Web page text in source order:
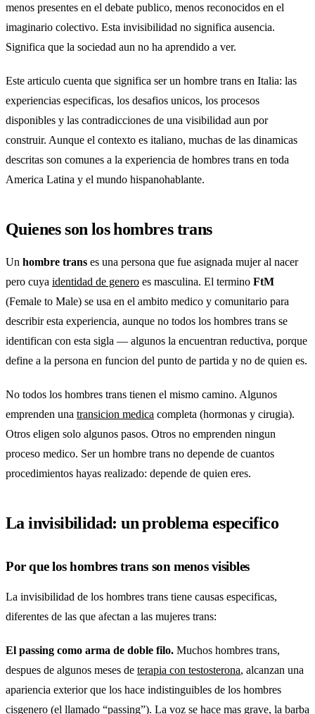
menos presentes en el debate publico, menos reconocidos en el
imaginario colectivo. Esta invisibilidad no significa ausencia.
Significa que la sociedad aun no ha aprendido a ver.
Este articulo cuenta que significa ser un hombre trans en Italia: las
experiencias especificas, los desafios unicos, los procesos
disponibles y las contradicciones de una visibilidad aun por
construir. Aunque el contexto es italiano, muchas de las dinamicas
descritas son comunes a la experiencia de hombres trans en toda
America Latina y el mundo hispanohablante.
Quienes son los hombres trans
Un hombre trans es una persona que fue asignada mujer al nacer
pero cuya identidad de genero es masculina. El termino FtM
(Female to Male) se usa en el ambito medico y comunitario para
describir esta experiencia, aunque no todos los hombres trans se
identifican con esta sigla — algunos la encuentran reductiva, porque
define a la persona en funcion del punto de partida y no de quien es.
No todos los hombres trans tienen el mismo camino. Algunos
emprenden una transicion medica completa (hormonas y cirugia).
Otros eligen solo algunos pasos. Otros no emprenden ningun
proceso medico. Ser un hombre trans no depende de cuantos
procedimientos hayas realizado: depende de quien eres.
La invisibilidad: un problema especifico
Por que los hombres trans son menos visibles
La invisibilidad de los hombres trans tiene causas especificas,
diferentes de las que afectan a las mujeres trans:
El passing como arma de doble filo. Muchos hombres trans,
despues de algunos meses de terapia con testosterona, alcanzan una
apariencia exterior que los hace indistinguibles de los hombres
cisgenero (el llamado “passing”). La voz se hace mas grave, la barba